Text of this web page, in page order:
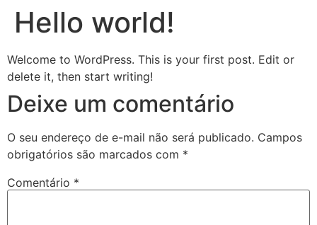
Hello world!
Welcome to WordPress. This is your first post. Edit or
delete it, then start writing!
Deixe um comentário
O seu endereço de e-mail não será publicado. Campos
obrigatórios são marcados com *
Comentário *